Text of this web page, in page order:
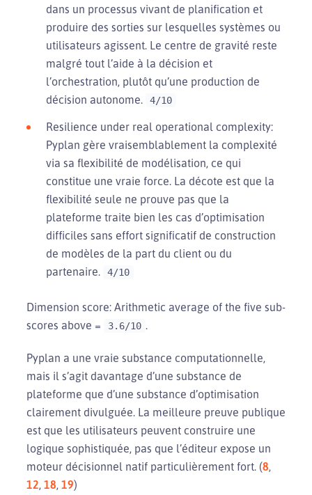
dans un processus vivant de planification et
produire des sorties sur lesquelles systèmes ou
utilisateurs agissent. Le centre de gravité reste
malgré tout l’aide à la décision et
l’orchestration, plutôt qu’une production de
décision autonome.
4/10
Resilience under real operational complexity:
Pyplan gère vraisemblablement la complexité
via sa flexibilité de modélisation, ce qui
constitue une vraie force. La décote est que la
flexibilité seule ne prouve pas que la
plateforme traite bien les cas d’optimisation
difficiles sans effort significatif de construction
de modèles de la part du client ou du
partenaire.
4/10
Dimension score: Arithmetic average of the five sub-
scores above =
3.6/10 .
Pyplan a une vraie substance computationnelle,
mais il s’agit davantage d’une substance de
plateforme que d’une substance d’optimisation
clairement divulguée. La meilleure preuve publique
est que les utilisateurs peuvent construire une
logique sophistiquée, pas que l’éditeur expose un
moteur décisionnel natif particulièrement fort. (8,
12, 18, 19)